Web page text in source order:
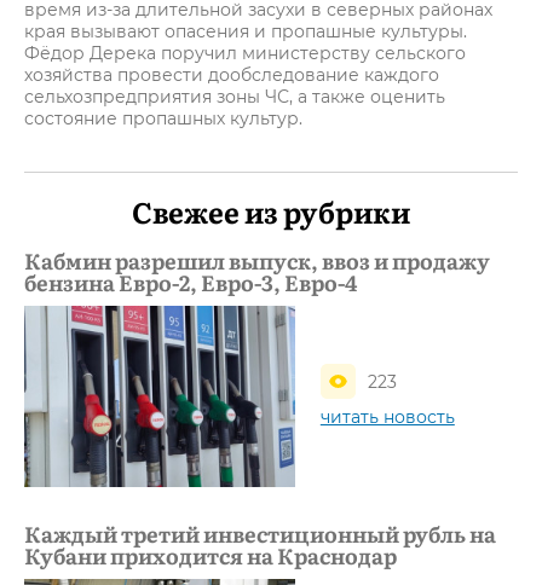
время из-за длительной засухи в северных районах
края вызывают опасения и пропашные культуры.
Фёдор Дерека поручил министерству сельского
хозяйства провести дообследование каждого
сельхозпредприятия зоны ЧС, а также оценить
состояние пропашных культур.
Свежее из рубрики
Кабмин разрешил выпуск, ввоз и продажу
бензина Евро-2, Евро-3, Евро-4
223
читать новость
Каждый третий инвестиционный рубль на
Кубани приходится на Краснодар